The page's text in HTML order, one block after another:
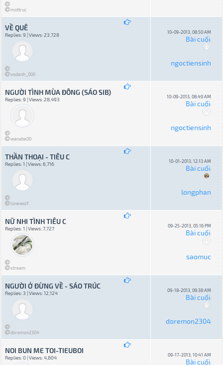
mottruc
VỀ QUÊ
Replies: 9 | Views: 23,728
vodanh_000
10-09-2013, 08:50 AM
Bài cuối:
ngoctiensinh
NGƯỜI TÌNH MÙA ĐÔNG (SÁO SIB)
Replies: 9 | Views: 28,493
wanabe00
10-09-2013, 08:49 AM
Bài cuối:
ngoctiensinh
THẦN THOẠI - TIÊU C
Replies: 1 | Views: 6,716
lonewolf
10-01-2013, 12:13 AM
Bài cuối:
longphan
NỮ NHI TÌNH TIÊU C
Replies: 1 | Views: 7,727
stream
09-25-2013, 05:16 PM
Bài cuối:
saomuc
NGƯỜI Ở ĐỪNG VỀ - SÁO TRÚC
Replies: 3 | Views: 12,124
doremon2304
09-18-2013, 09:38 AM
Bài cuối:
doremon2304
NOI BUN ME TOI-TIEUBOI
Replies: 0 | Views: 4,804 09-17-2013, 10:41 AM
Bài cuối: